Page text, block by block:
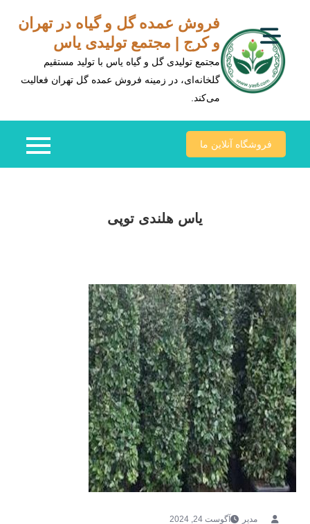
content
فروش عمده گل و گیاه در تهران
و کرج | مجتمع تولیدی یاس
مجتمع تولیدی گل و گیاه یاس با تولید مستقیم
گلخانه‌ای، در زمینه فروش عمده گل تهران فعالیت
می‌کند.
فروشگاه آنلاین ما
یاس هلندی توپی
آگوست 24, 2024